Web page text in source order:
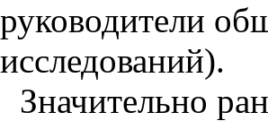
руководители
исследований).
Значительно